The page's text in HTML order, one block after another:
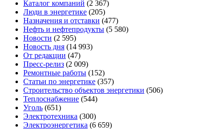
Каталог компаний (2 367)
Люди в энергетике (205)
Назначения и отставки (477)
Нефть и нефтепродукты (5 580)
Новости (2 595)
Новость дня (14 993)
От редакции (47)
Пресс-релиз (2 009)
Ремонтные работы (152)
Статьи по энергетике (357)
Строительство объектов энергетики (506)
Теплоснабжение (544)
Уголь (651)
Электротехника (300)
Электроэнергетика (6 659)